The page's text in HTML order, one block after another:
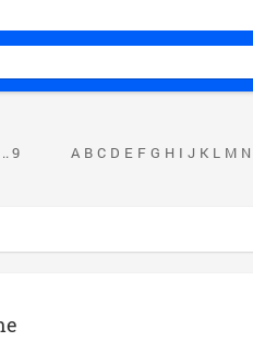
9 A B C D E F G H I J K L M N